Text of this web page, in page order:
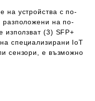
на устройства с по-
разположени на по-
използват (3) SFP+
специализирани IoT
сензори, е възможно